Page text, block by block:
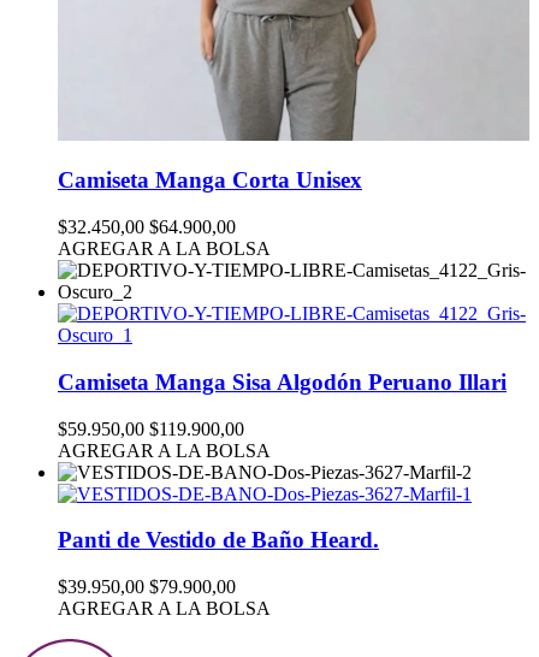
Camiseta Manga Corta Unisex
$32.450,00 $64.900,00
AGREGAR A LA BOLSA
Camiseta Manga Sisa Algodón Peruano Illari
$59.950,00 $119.900,00
AGREGAR A LA BOLSA
Panti de Vestido de Baño Heard.
$39.950,00 $79.900,00
AGREGAR A LA BOLSA